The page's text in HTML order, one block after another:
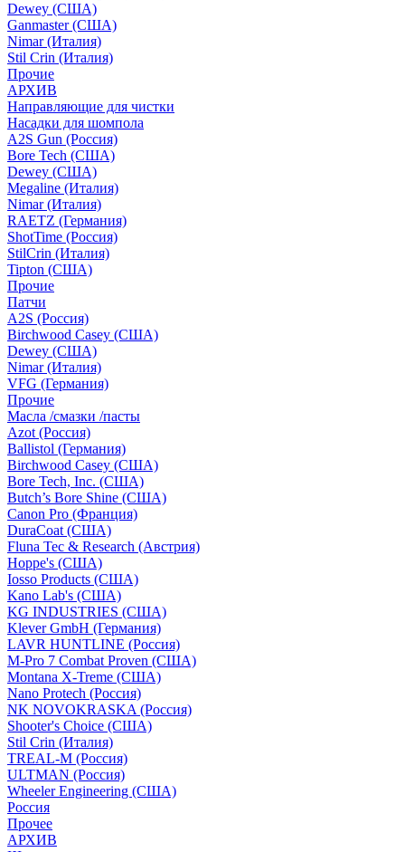
Dewey (США)
Ganmaster (США)
Nimar (Италия)
Stil Crin (Италия)
Прочие
АРХИВ
Направляющие для чистки
Насадки для шомпола
A2S Gun (Россия)
Bore Tech (США)
Dewey (США)
Megaline (Италия)
Nimar (Италия)
RAETZ (Германия)
ShotTime (Россия)
StilCrin (Италия)
Tipton (США)
Прочие
Патчи
A2S (Россия)
Birchwood Casey (США)
Dewey (США)
Nimar (Италия)
VFG (Германия)
Прочие
Масла /смазки /пасты
Azot (Россия)
Ballistol (Германия)
Birchwood Casey (США)
Bore Tech, Inc. (США)
Butch’s Bore Shine (СШA)
Canon Pro (Франция)
DuraCoat (США)
Fluna Tec & Research (Австрия)
Hoppe's (США)
Iosso Products (США)
Kano Lab's (США)
KG INDUSTRIES (США)
Klever GmbH (Германия)
LAVR HUNTLINE (Россия)
M-Pro 7 Combat Proven (СШA)
Montana X-Treme (США)
Nano Protech (Россия)
NK NOVOKRASKA (Россия)
Shooter's Choice (СШA)
Stil Crin (Италия)
TREAL-M (Россия)
ULTMAN (Россия)
Wheeler Engineering (СШA)
Россия
Прочее
АРХИВ